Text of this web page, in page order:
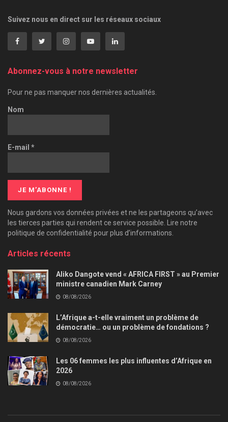
Suivez nous en direct sur les réseaux sociaux
Abonnez-vous à notre newsletter
Pour ne pas manquer nos dernières actualités.
Nom
E-mail *
Nous gardons vos données privées et ne les partageons qu’avec
les tierces parties qui rendent ce service possible. Lire notre
politique de confidentialité pour plus d’informations.
Articles récents
Aliko Dangote vend « AFRICA FIRST » au Premier
ministre canadien Mark Carney
08/08/2026
L’Afrique a-t-elle vraiment un problème de
démocratie… ou un problème de fondations ?
08/08/2026
Les 06 femmes les plus influentes d’Afrique en
2026
08/08/2026